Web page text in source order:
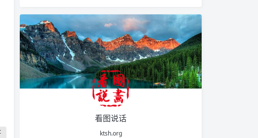
看图说话
ktsh.org